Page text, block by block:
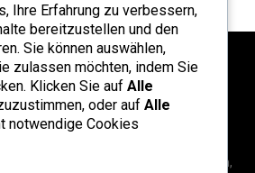
yang didedikasikan untuk sekolah,
Ihre Erfahrung zu verbessern,
bereitzustellen und den
Sie können auswählen,
zulassen möchten, indem Sie
Klicken Sie auf Alle
oder auf Alle
notwendige Cookies